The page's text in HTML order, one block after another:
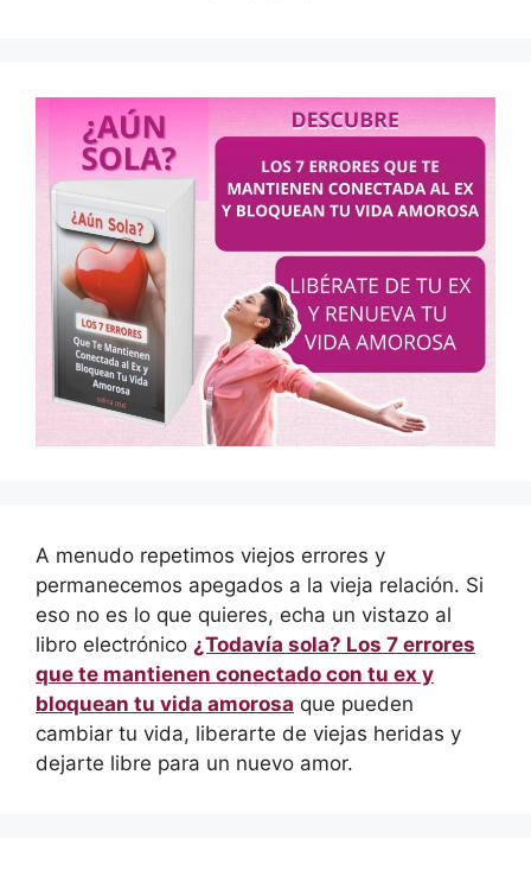
A menudo repetimos viejos errores y
permanecemos apegados a la vieja relación. Si
eso no es lo que quieres, echa un vistazo al
libro electrónico ¿Todavía sola? Los 7 errores
que te mantienen conectado con tu ex y
bloquean tu vida amorosa que pueden
cambiar tu vida, liberarte de viejas heridas y
dejarte libre para un nuevo amor.